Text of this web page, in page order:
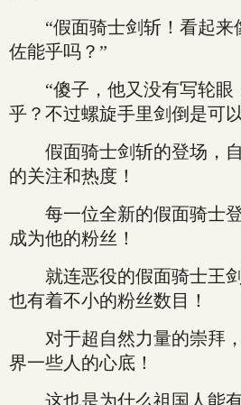
“假面骑士剑斩！看起来
佐能乎吗？”
“傻子，他又没有写轮眼
乎？不过螺旋手里剑倒是可
假面骑士剑斩的登场，自
的关注和热度！
每一位全新的假面骑士登
成为他的粉丝！
就连恶役的假面骑士王剑
也有着不小的粉丝数目！
对于超自然力量的崇拜，
界一些人的心底！
这也是为什么祖国人能有